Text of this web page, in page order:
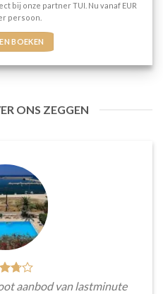
bij onze partner TUI. Nu vanaf EUR
persoon.
BOEKEN
ONS ZEGGEN
aanbod van lastminute